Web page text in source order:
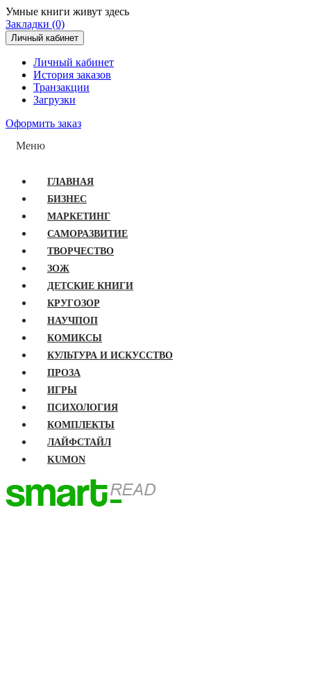
Умные книги живут здесь
Закладки (0)
Личный кабинет
Личный кабинет
История заказов
Транзакции
Загрузки
Оформить заказ
Меню
ГЛАВНАЯ
БИЗНЕС
МАРКЕТИНГ
САМОРАЗВИТИЕ
ТВОРЧЕСТВО
ЗОЖ
ДЕТСКИЕ КНИГИ
КРУГОЗОР
НАУЧПОП
КОМИКСЫ
КУЛЬТУРА И ИСКУССТВО
ПРОЗА
ИГРЫ
ПСИХОЛОГИЯ
КОМПЛЕКТЫ
ЛАЙФСТАЙЛ
KUMON